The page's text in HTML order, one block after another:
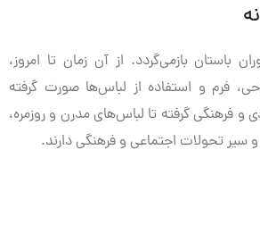
باستان بازمی‌گردد. از آن زمان تا امروز،
فرم و استفاده از لباس‌ها صورت گرفته
و فرهنگی گرفته تا لباس‌های مدرن و روزمره،
سیر تحولات اجتماعی و فرهنگی دارند.